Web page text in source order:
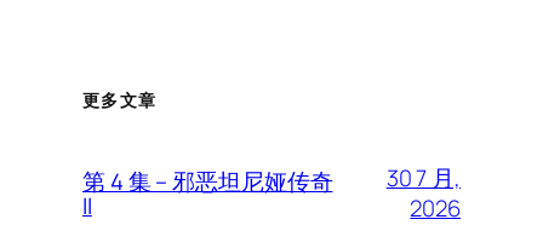
更多文章
第 4 集 – 邪恶坦尼娅传奇
II
30 7 月,
2026